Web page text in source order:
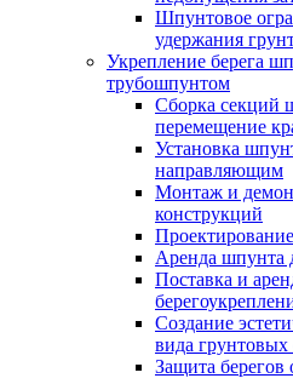
Шпунтовое
удержания
Укрепление берега
трубошпунтом
Сборка секций
перемещение
Установка
направляющим
Монтаж и
конструкций
Аренда шпунта
Поставка и
Создание
вида грунтовых
Защита